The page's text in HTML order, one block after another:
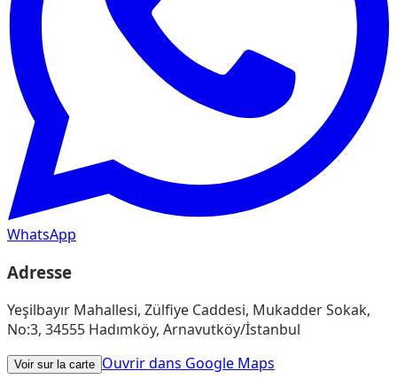
WhatsApp
Adresse
Yeşilbayır Mahallesi, Zülfiye Caddesi, Mukadder Sokak,
No:3, 34555 Hadımköy, Arnavutköy/İstanbul
Voir sur la carte Ouvrir dans Google Maps